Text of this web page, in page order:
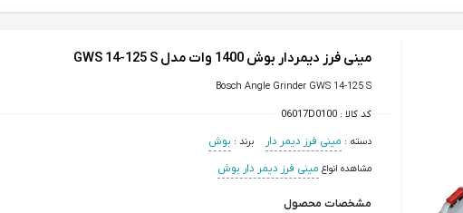
مینی فرز دیمردار بوش 1400 وات مدل GWS 14-125 S
Bosch Angle Grinder GWS 14-125 S
کد کالا : 06017D0100
دسته : مینی فرز دیمر دار برند : بوش
مشاهده انواع مینی فرز دیمر دار بوش
مشخصات محصول